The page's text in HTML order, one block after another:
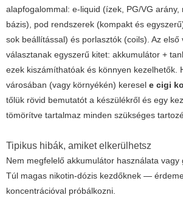
alapfogalommal: e-liquid (ízek, PG/VG arány,
bázis), pod rendszerek (kompakt és
sok beállítással) és porlasztók (coils). Az első
választanak egyszerű kitet: akkumulátor +
ezek kiszámíthatóak és könnyen kezelhetők.
városában (vagy környékén) keresel e cigi
tőlük rövid bemutatót a készülékről és egy
tömörítve tartalmaz minden szükséges
Tipikus hibák, amiket elkerülhetsz
Nem megfelelő akkumulátor használata vagy
Túl magas nikotin-dózis kezdőknek —
koncentrációval próbálkozni.